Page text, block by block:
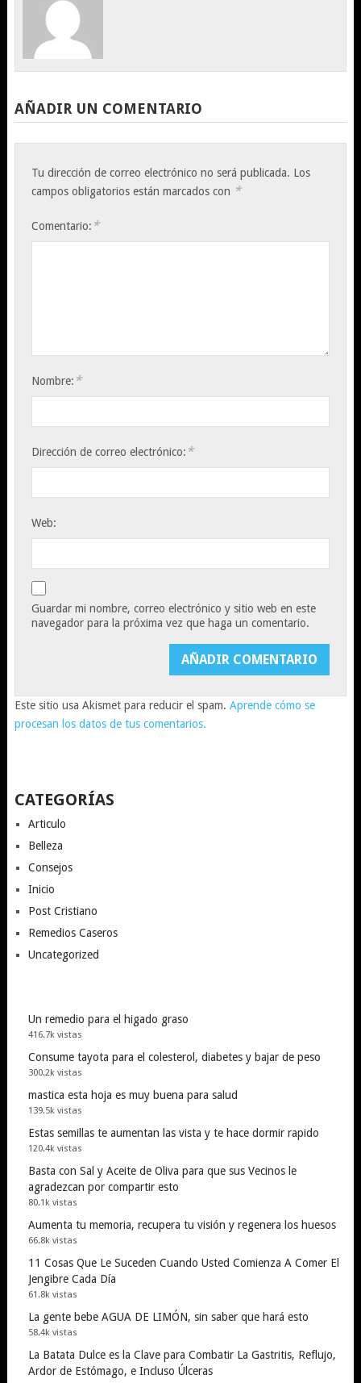
AÑADIR UN COMENTARIO
Tu dirección de correo electrónico no será publicada. Los
campos obligatorios están marcados con *
Comentario: *
Nombre: *
Dirección de correo electrónico: *
Web:
Guardar mi nombre, correo electrónico y sitio web en este
navegador para la próxima vez que haga un comentario.
Este sitio usa Akismet para reducir el spam. Aprende cómo se
procesan los datos de tus comentarios.
CATEGORÍAS
Articulo
Belleza
Consejos
Inicio
Post Cristiano
Remedios Caseros
Uncategorized
Un remedio para el higado graso
416.7k vistas
Consume tayota para el colesterol, diabetes y bajar de peso
300.2k vistas
mastica esta hoja es muy buena para salud
139.5k vistas
Estas semillas te aumentan las vista y te hace dormir rapido
120.4k vistas
Basta con Sal y Aceite de Oliva para que sus Vecinos le
agradezcan por compartir esto
80.1k vistas
Aumenta tu memoria, recupera tu visión y regenera los huesos
66.8k vistas
11 Cosas Que Le Suceden Cuando Usted Comienza A Comer El
Jengibre Cada Día
61.8k vistas
La gente bebe AGUA DE LIMÓN, sin saber que hará esto
58.4k vistas
La Batata Dulce es la Clave para Combatir La Gastritis, Reflujo,
Ardor de Estómago, e Incluso Úlceras